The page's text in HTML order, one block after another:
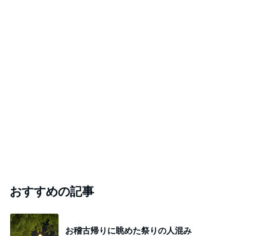
おすすめの記事
お稽古帰りに眺めた祭りの人混み